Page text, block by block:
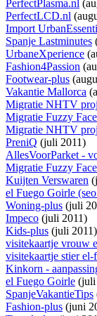
PerfectPlasma.nl
PerfectLCD.nl
Import
Spanje Lastminutes
UrbaneXperience
Fashion4Passion
Footwear-plus
Vakantie Mallorca
Migratie NHTV
Migratie Fuzzy
Migratie NHTV
PreniQ (juli 2011)
AllesVoorParket -
Migratie Fuzzy
Kuijten Verswaren
el Fuego Goirle
Woning-plus (juli
Impeco (juli 2011)
Kids-plus (juli 2011)
visitekaartje vrouw
visitekaartje stier
Kinkorn -
el Fuego Goirle (juli
SpanjeVakantieTips
Fashion-plus (juni